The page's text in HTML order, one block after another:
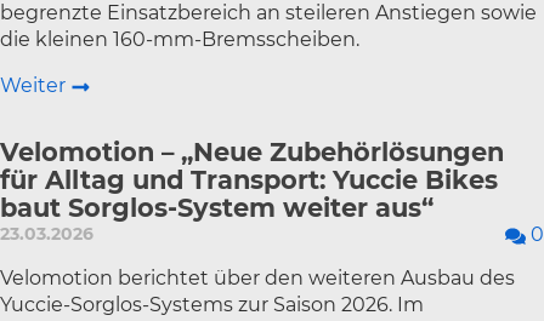
begrenzte Einsatzbereich an steileren Anstiegen sowie
die kleinen 160-mm-Bremsscheiben.
Weiter
Velomotion – „Neue Zubehörlösungen
für Alltag und Transport: Yuccie Bikes
baut Sorglos-System weiter aus“
23.03.2026 0
Velomotion berichtet über den weiteren Ausbau des
Yuccie-Sorglos-Systems zur Saison 2026. Im